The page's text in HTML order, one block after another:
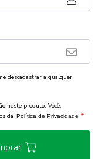
descadastrar a qualquer
neste produto. Você,
da Política de Privacidade *